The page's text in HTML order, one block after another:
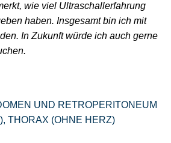
wie viel Ultraschallerfahrung
haben. Insgesamt bin ich mit
In Zukunft würde ich auch gerne
UND RETROPERITONEUM
THORAX (OHNE HERZ)